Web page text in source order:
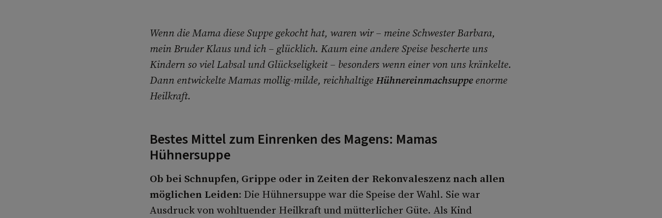
Wenn die Mama diese Suppe gekocht hat, waren wir – meine Schwester Barbara,
mein Bruder Klaus und ich – glücklich. Kaum eine andere Speise bescherte uns
Kindern so viel Labsal und Glückseligkeit – besonders wenn einer von uns kränkelte.
Dann entwickelte Mamas mollig-milde, reichhaltigeHühnereinmachsuppeenorme
Heilkraft.
Bestes Mittel zum Einrenken des Magens: Mamas
Hühnersuppe
Ob bei Schnupfen, Grippe oder in Zeiten der Rekonvaleszenz nach allen
möglichen Leiden: Die Hühnersuppe war die Speise der Wahl. Sie war
Ausdruck von wohltuender Heilkraft und mütterlicher Güte. Als Kind